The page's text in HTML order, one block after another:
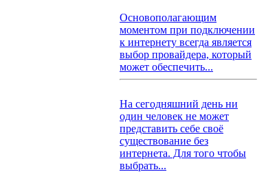
Основополагающим
моментом при подключении
к интернету всегда является
выбор провайдера, который
может обеспечить...
На сегодняшний день ни
один человек не может
представить себе своё
существование без
интернета. Для того чтобы
выбрать...